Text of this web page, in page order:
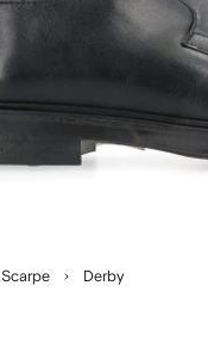
Scarpe Derby